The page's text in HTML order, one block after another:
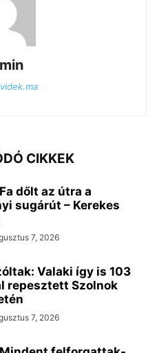
CIKKEK
dőlt az útra a
sugárút – Kerekes
7, 2026
Valaki így is 103
repesztett Szolnok
7, 2026